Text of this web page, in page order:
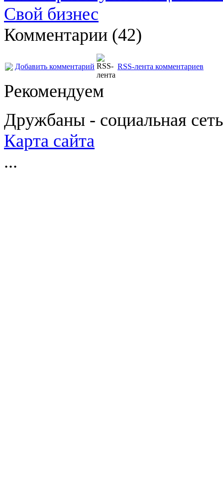
Свой бизнес
Комментарии (42)
Добавить комментарий RSS-лента комментариев
Рекомендуем
Дружбаны - социальная
Карта сайта
...